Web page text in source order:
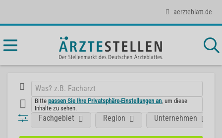
aerzteblatt.de
Bittepassen Sie Ihre Privatsphäre-Einstellungen an , um diese
Inhalte zu sehen.
Fachgebiet Region Unternehmen